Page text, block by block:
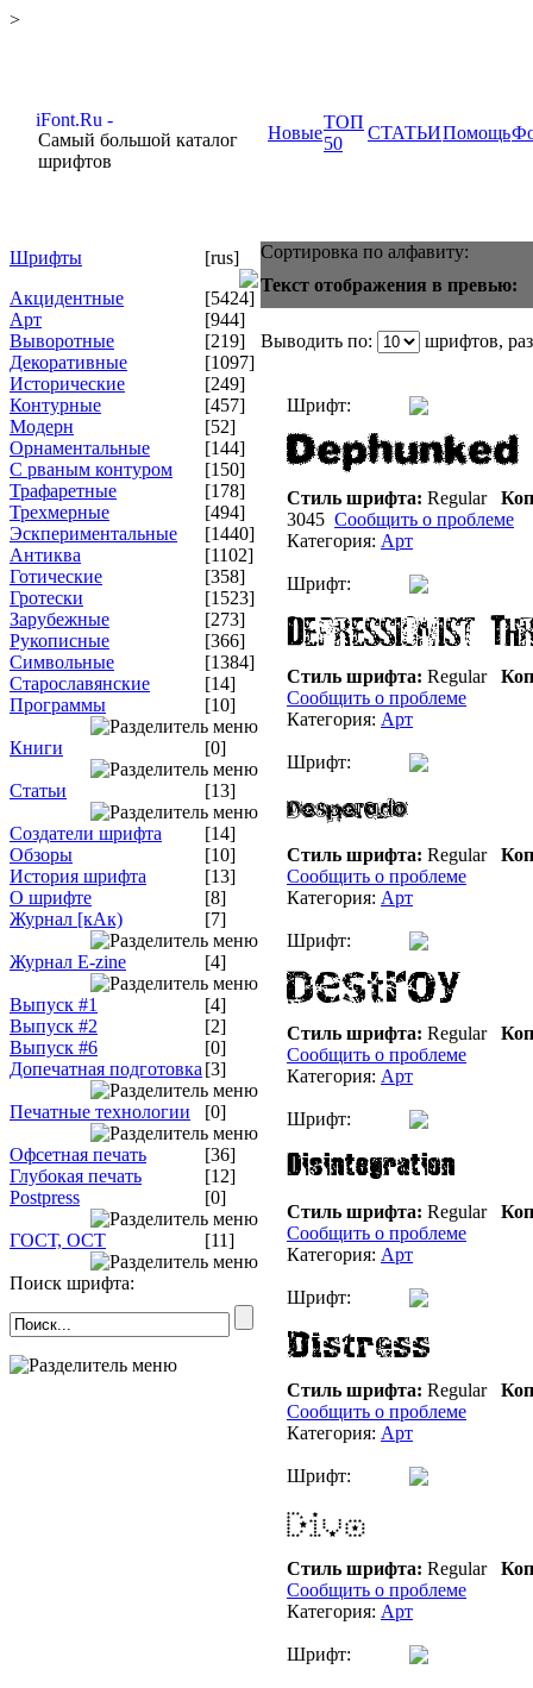
>
Самый большой каталог
шрифтов
Новые
ТОП
50
СТАТЬИПомощь
Шрифты
[rus]
Акцидентные
[5424]
Арт
[944]
Выворотные
[219]
Декоративные
[1097]
Исторические
[249]
Контурные
[457]
Модерн
[52]
Орнаментальные
[144]
С рваным контуром
[150]
Трафаретные
[178]
Трехмерные
[494]
Эскпериментальные
[1440]
Антиква
[1102]
Готические
[358]
Гротески
[1523]
Зарубежные
[273]
Рукописные
[366]
Символьные
[1384]
Старославянские
[14]
Программы
[10]
Книги [0]
Статьи [13]
Создатели шрифта
[14]
Обзоры
[10]
История шрифта
[13]
О шрифте
[8]
Журнал [кАк)
[7]
Журнал E-zine [4]
Выпуск #1
[4]
Выпуск #2
[2]
Выпуск #6
[0]
Допечатная подготовка [3]
Печатные технологии [0]
Офсетная печать
[36]
Глубокая печать
[12]
Postpress
[0]
ГОСТ, ОСТ [11]
Поиск шрифта:
Сортировка по алфавиту:
Текст отображения в превью:
Выводить по: шрифтов,
Шрифт:
Стиль шрифта: Regular
3045 Сообщить о проблеме
Категория: Арт
Шрифт:
Стиль шрифта: Regular
Сообщить о проблеме
Категория: Арт
Шрифт:
Стиль шрифта: Regular
Сообщить о проблеме
Категория: Арт
Шрифт:
Стиль шрифта: Regular
Сообщить о проблеме
Категория: Арт
Шрифт:
Стиль шрифта: Regular
Сообщить о проблеме
Категория: Арт
Шрифт:
Стиль шрифта: Regular
Сообщить о проблеме
Категория: Арт
Шрифт:
Стиль шрифта: Regular
Сообщить о проблеме
Категория: Арт
Шрифт: